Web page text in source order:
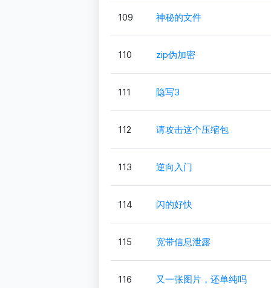
109 神秘的文件
110 zip伪加密
111 隐写3
112 请攻击这个压缩包
113 逆向入门
114 闪的好快
115 宽带信息泄露
116 又一张图片，还单纯吗